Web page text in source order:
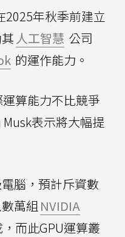
2025年秋季前建立
人工智慧 公司
的運作能力。
算能力不比競爭
表示將大幅提
腦，預計斥資數
萬組 NVIDIA
而此GPU運算叢